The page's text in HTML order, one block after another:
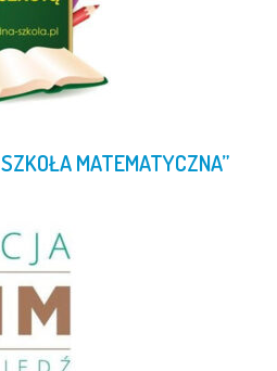
SZKOŁAMATEMATYCZNA”